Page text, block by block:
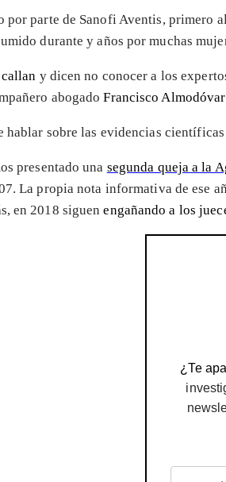
por parte de Sanofi Aventis, primero
durante y años por muchas
callan y dicen no conocer a los
abogadoFrancisco Almodóvar
hablar sobre las evidencias
presentado una segunda queja a la
La propia nota informativa de ese
en 2018 siguenengañando a los
¿Te